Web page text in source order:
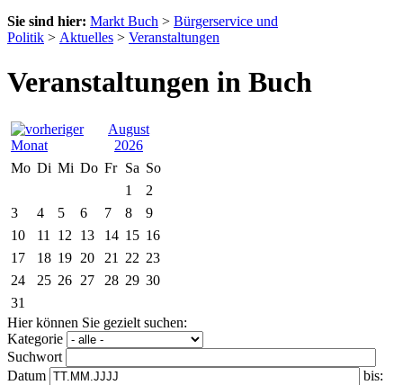
Sie sind hier: Markt Buch > Bürgerservice und
Politik > Aktuelles > Veranstaltungen
Veranstaltungen in Buch
August
2026
Mo Di Mi Do Fr Sa So
1
2
3
4 5 6 7 8
9
10
11 12 13 14 15 16
17
18 19 20 21 22 23
24
25 26 27 28 29 30
31
Hier können Sie gezielt suchen:
Kategorie
Suchwort
Datum
bis: